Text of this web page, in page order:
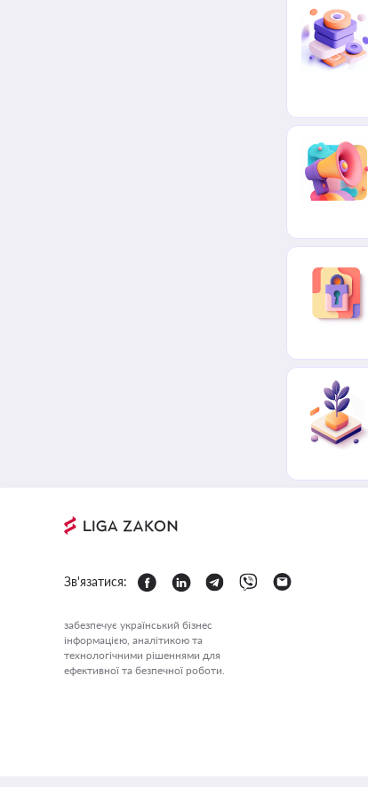
Зв'язатися:
забезпечує український бізнес
інформацією, аналітикою та
технологічними рішеннями для
ефективної та безпечної роботи.